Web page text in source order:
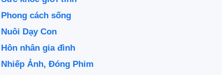
Phong cách sống
Nuôi Dạy Con
Hôn nhân gia đình
Nhiếp Ảnh, Đóng Phim